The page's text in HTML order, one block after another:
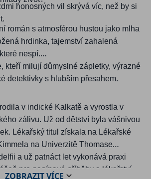
honosných vil skrývá víc, než by si
román s atmosférou hustou jako mlha
hrdinka, tajemství zahalená
nespí.
kteří milují důmyslné zápletky, výrazné
detektivky s hlubším přesahem.
v indické Kalkatě a vyrostla v
zálivu. Už od dětství byla vášnivou
Lékařský titul získala na Lékařské
na Univerzitě Thomase
a už patnáct let vykonává praxi
pro napínavé příběhy a lékařství
ZOBRAZITVÍCE